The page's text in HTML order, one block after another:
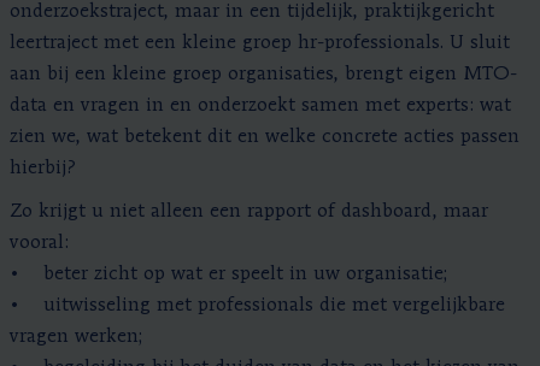
onderzoekstraject, maar in een tijdelijk, praktijkgericht
leertraject met een kleine groep hr-professionals. U sluit
aan bij een kleine groep organisaties, brengt eigen MTO-
data en vragen in en onderzoekt samen met experts: wat
zien we, wat betekent dit en welke concrete acties passen
hierbij?
Zo krijgt u niet alleen een rapport of dashboard, maar
vooral:
• beter zicht op wat er speelt in uw organisatie;
• uitwisseling met professionals die met vergelijkbare
vragen werken;